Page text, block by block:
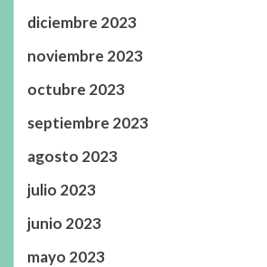
diciembre 2023
noviembre 2023
octubre 2023
septiembre 2023
agosto 2023
julio 2023
junio 2023
mayo 2023